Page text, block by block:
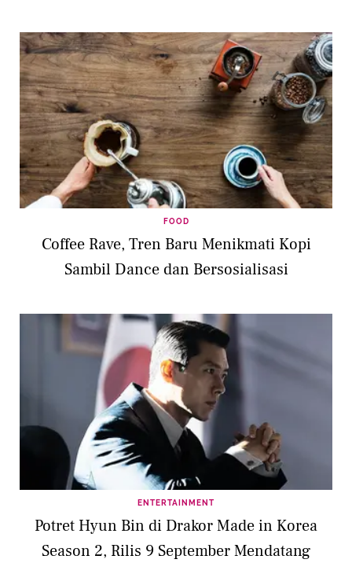
FOOD
Coffee Rave, Tren Baru Menikmati Kopi
Sambil Dance dan Bersosialisasi
ENTERTAINMENT
Potret Hyun Bin di Drakor Made in Korea
Season 2, Rilis 9 September Mendatang